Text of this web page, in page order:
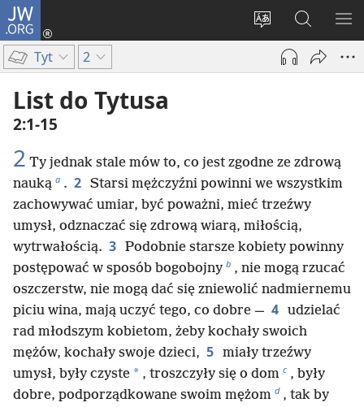
JW.ORG
Wybór
języka
Logowanie
(opens
window)
Szukaj
na
JW.ORG
Tyt 2
List do Tytusa
2:1-15
2 Ty jednak stale mów to, co jest zgodne ze zdrową
nauką a . 2 Starsi mężczyźni powinni we wszystkim
zachowywać umiar, być poważni, mieć trzeźwy
umysł, odznaczać się zdrową wiarą, miłością,
wytrwałością. 3 Podobnie starsze kobiety powinny
postępować w sposób bogobojny b , nie mogą rzucać
oszczerstw, nie mogą dać się zniewolić nadmiernemu
piciu wina, mają uczyć tego, co dobre — 4 udzielać
rad młodszym kobietom, żeby kochały swoich
mężów, kochały swoje dzieci, 5 miały trzeźwy
umysł, były czyste * , troszczyły się o dom c , były
dobre, podporządkowane swoim mężom d , tak by